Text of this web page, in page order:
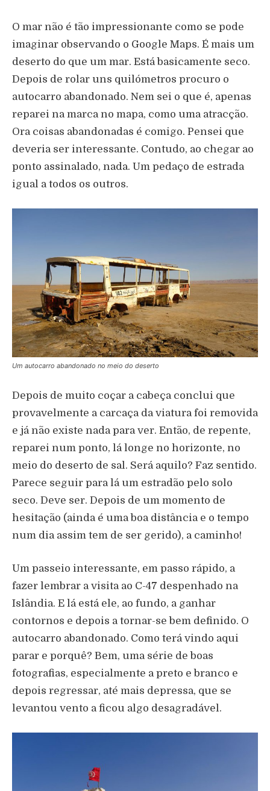
O mar não é tão impressionante como se pode
imaginar observando o Google Maps. É mais um
deserto do que um mar. Está basicamente seco.
Depois de rolar uns quilómetros procuro o
autocarro abandonado. Nem sei o que é, apenas
reparei na marca no mapa, como uma atracção.
Ora coisas abandonadas é comigo. Pensei que
deveria ser interessante. Contudo, ao chegar ao
ponto assinalado, nada. Um pedaço de estrada
igual a todos os outros.
Um autocarro abandonado no meio do deserto
Depois de muito coçar a cabeça conclui que
provavelmente a carcaça da viatura foi removida
e já não existe nada para ver. Então, de repente,
reparei num ponto, lá longe no horizonte, no
meio do deserto de sal. Será aquilo? Faz sentido.
Parece seguir para lá um estradão pelo solo
seco. Deve ser. Depois de um momento de
hesitação (ainda é uma boa distância e o tempo
num dia assim tem de ser gerido), a caminho!
Um passeio interessante, em passo rápido, a
fazer lembrar a visita ao C-47 despenhado na
Islândia. E lá está ele, ao fundo, a ganhar
contornos e depois a tornar-se bem definido. O
autocarro abandonado. Como terá vindo aqui
parar e porquê? Bem, uma série de boas
fotografias, especialmente a preto e branco e
depois regressar, até mais depressa, que se
levantou vento a ficou algo desagradável.